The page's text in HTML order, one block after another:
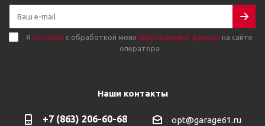
Я согласен с обработкой моих персональных данных на сайте
оператора
Наши контакты
+7 (863) 206-60-68 opt@garage61.ru